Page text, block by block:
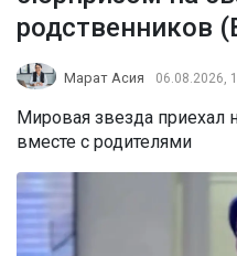
родственников
Марат Асия 06.08.2026,
Мировая звезда приехал
вместе с родителями